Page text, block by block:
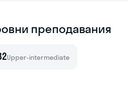
преподавания
Upper-intermediate